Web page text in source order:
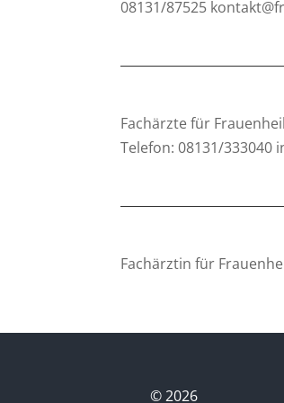
08131/87525
Fachärzte für
Telefon: 08131/333040
Fachärztin für
©2026